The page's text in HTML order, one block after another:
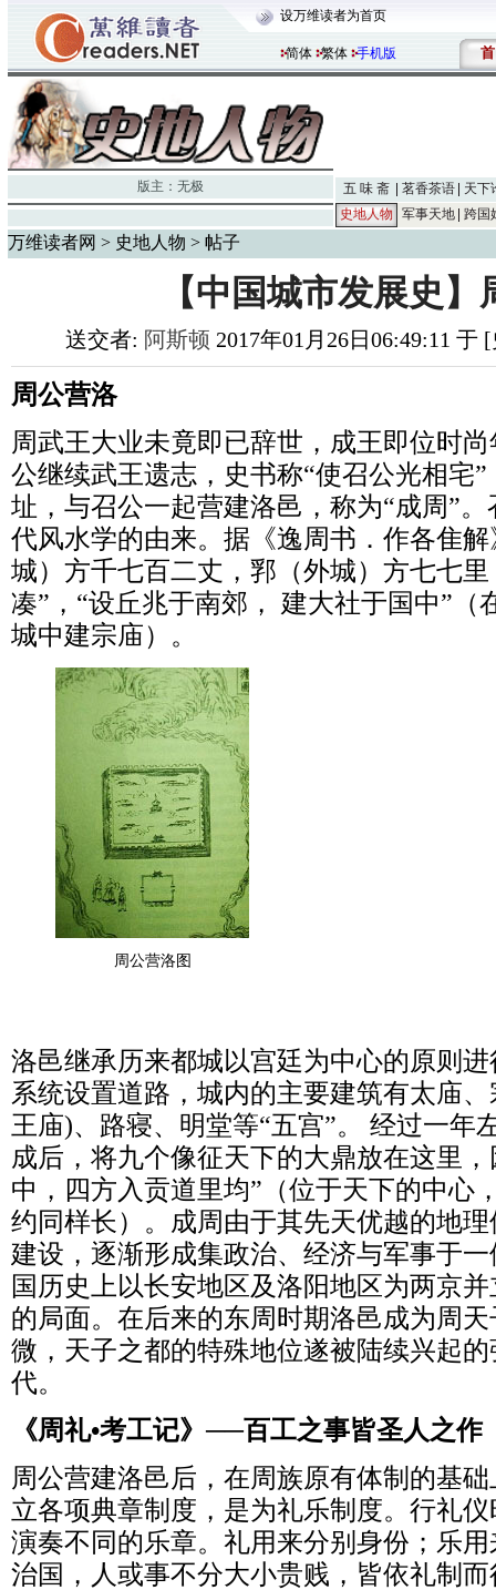
设万维读者为首页
简体 繁体 手机版 首
版主： 无极 五 味 斋 茗香茶语
天下
史地人物
军事天地 跨国
万维读者网 > 史地人物 > 帖子
【中国城市发展史】
送交者: 阿斯顿 2017年01月26日06:49:11 于
周公营洛
周武王大业未竟即已辞世，成王即位时
公继续武王遗志，史书称“使召公光相宅
址，与召公一起营建洛邑，称为“成周”
代风水学的由来。据《逸周书．作各隹
城）方千七百二丈，郛（外城）方七七
凑”，“设丘兆于南郊， 建大社于国中”（
城中建宗庙）。
周公营洛图
洛邑继承历来都城以宫廷为中心的原则
系统设置道路，城内的主要建筑有太庙
王庙)、路寝、明堂等“五宫”。 经过一年
成后，将九个像征天下的大鼎放在这里
中，四方入贡道里均”（位于天下的中心
约同样长）。成周由于其先天优越的地
建设，逐渐形成集政治、经济与军事于
国历史上以长安地区及洛阳地区为两京并
的局面。在后来的东周时期洛邑成为周
微，天子之都的特殊地位遂被陆续兴起
代。
《周礼•考工记》──百工之事皆圣人之作
周公营建洛邑后，在周族原有体制的基
立各项典章制度，是为礼乐制度。行礼
演奏不同的乐章。礼用来分别身份；乐
治国，人或事不分大小贵贱，皆依礼制